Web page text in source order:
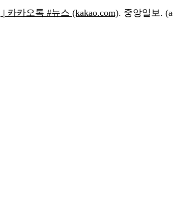
카오톡 #뉴스 (kakao.com). 중앙일보.